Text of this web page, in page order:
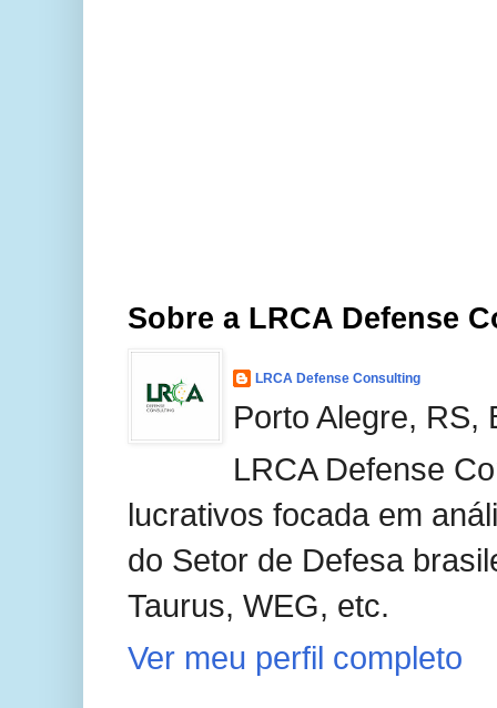
Sobre a LRCA Defense
LRCA Defense Consulting
Porto Alegre, RS,
LRCA Defense
lucrativos focada em
do Setor de Defesa
Taurus, WEG, etc.
Ver meu perfil completo